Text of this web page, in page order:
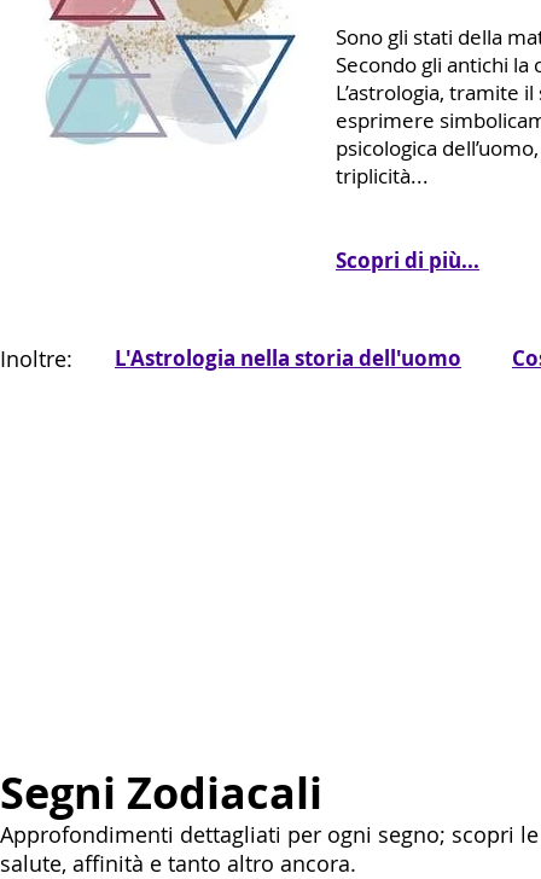
Sono gli stati della
Secondo gli antichi
L’astrologia, tramite
esprimere
psicologica
triplicità...
Scopri di più...
Inoltre: L'Astrologia nella storia dell'uomo
Segni Zodiacali
Approfondimenti dettagliati per ogni segno; scopri
salute, affinità e tanto altro ancora.